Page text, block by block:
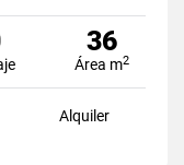
36
Área m2
Alquiler